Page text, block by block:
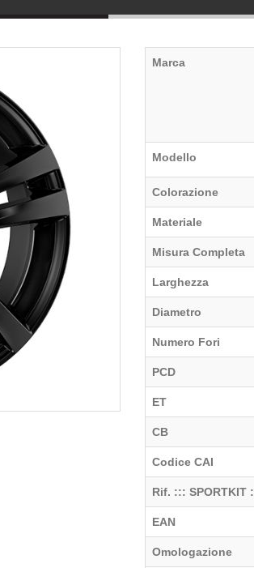
Marca
Modello
Colorazione
Materiale
Misura Completa
Larghezza
Diametro
Numero Fori
PCD
ET
CB
Codice CAI
Rif. ::: SPORTKIT
EAN
Omologazione